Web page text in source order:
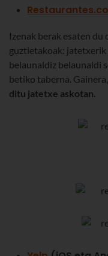
Izenak berak esaten du
guztietakoak:
belaunaldiz belaunaldi
betiko taberna. Gainera,
ditu jatetxe askotan.